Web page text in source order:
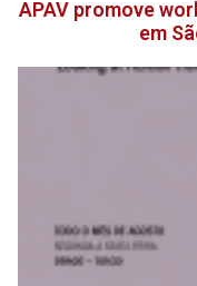
APAV promove
em